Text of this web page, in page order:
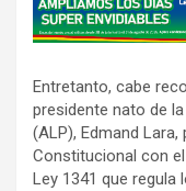
d
e
r
t
i
Entretanto, cabe
presidente nato de
(ALP), Edmand
Constitucional con
Ley 1341 que regula